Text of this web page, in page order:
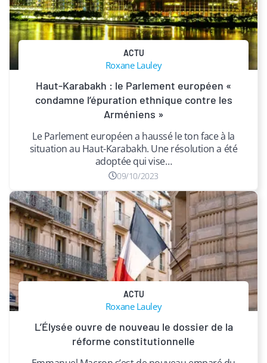
ACTU
Roxane Lauley
Haut-Karabakh : le Parlement européen «
condamne l’épuration ethnique contre les
Arméniens »
Le Parlement européen a haussé le ton face à la
situation au Haut-Karabakh. Une résolution a été
adoptée qui vise…
09/10/2023
ACTU
Roxane Lauley
L’Élysée ouvre de nouveau le dossier de la
réforme constitutionnelle